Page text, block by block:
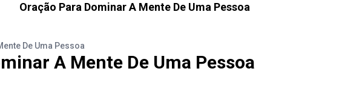
Oração Para Dominar A Mente De Uma Pessoa
De Uma Pessoa
A Mente De Uma Pessoa